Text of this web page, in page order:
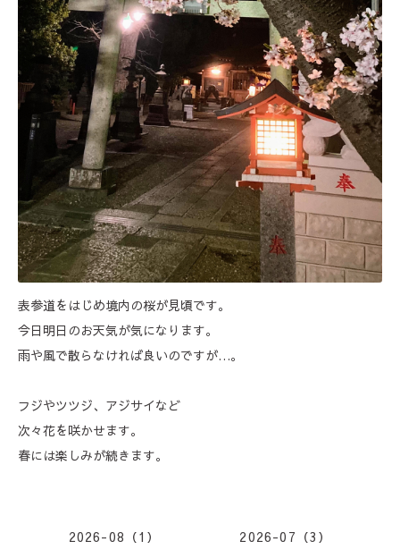
表参道をはじめ境内の桜が見頃です。
今日明日のお天気が気になります。
雨や風で散らなければ良いのですが…。
フジやツツジ、アジサイなど
次々花を咲かせます。
春には楽しみが続きます。
2026-08（1）
2026-07（3）